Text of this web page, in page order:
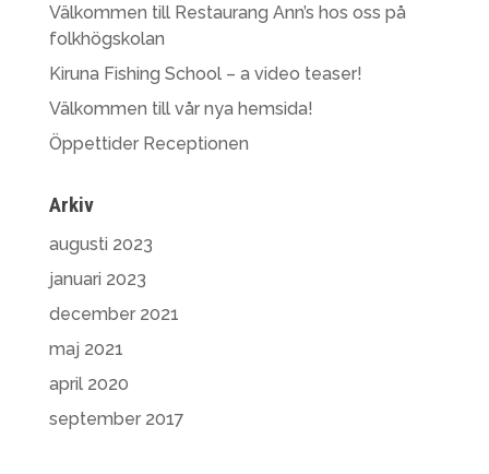
Välkommen till Restaurang Ann’s hos oss på
folkhögskolan
Kiruna Fishing School – a video teaser!
Välkommen till vår nya hemsida!
Öppettider Receptionen
Arkiv
augusti 2023
januari 2023
december 2021
maj 2021
april 2020
september 2017